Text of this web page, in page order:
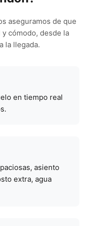
aseguramos de que
cómodo, desde la
la llegada.
en tiempo real
asiento
extra, agua